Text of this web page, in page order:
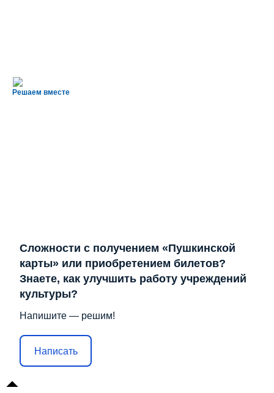
Решаем вместе
Сложности с получением «Пушкинской
карты» или приобретением билетов?
Знаете, как улучшить работу учреждений
культуры?
Напишите — решим!
Написать